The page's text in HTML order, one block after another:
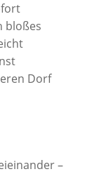
bloßes
Dorf
–